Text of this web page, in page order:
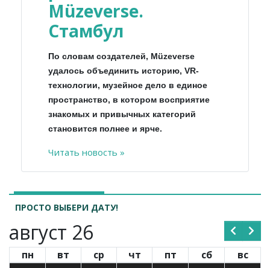
Müzeverse.
Стамбул
По словам создателей, Müzeverse
удалось объединить историю, VR-
технологии, музейное дело в единое
пространство, в котором восприятие
знакомых и привычных категорий
становится полнее и ярче.
Читать новость »
ПРОСТО ВЫБЕРИ ДАТУ!
август 26
пн вт ср чт пт сб вс